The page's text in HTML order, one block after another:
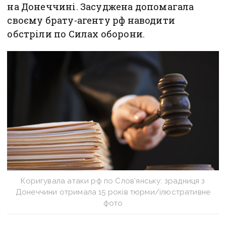
на Донеччині. Засуджена допомагала
своєму брату-агенту рф наводити
обстріли по Силах оборони.
Коригувала атаки рф по Слов’янську: зрадниця з
Донеччини отримала 15 років тюрми/ілюстративне
фото